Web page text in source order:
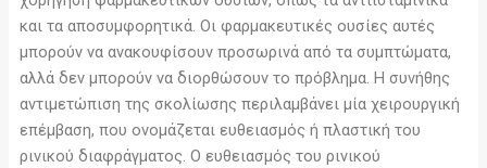
και τα αποσυμφορητικά. Οι φαρμακευτικές ουσίες αυτές
μπορούν να ανακουφίσουν προσωρινά από τα συμπτώματα,
αλλά δεν μπορούν να διορθώσουν το πρόβλημα. Η συνήθης
αντιμετώπιση της σκολίωσης περιλαμβάνει μία χειρουργική
επέμβαση, που ονομάζεται ευθειασμός ή πλαστική του
ρινικού διαφράγματος. Ο ευθειασμός του ρινικού